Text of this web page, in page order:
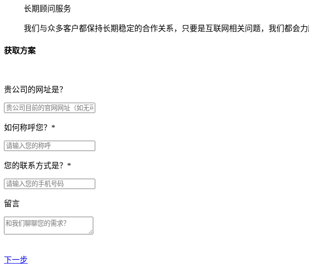
长期顾问服务
我们与众多客户都保持长期稳定的合作关系，只要是互联网相关问题，我们都会
获取方案
贵公司的网址是？
如何称呼您？ *
您的联系方式是？ *
留言
下一步